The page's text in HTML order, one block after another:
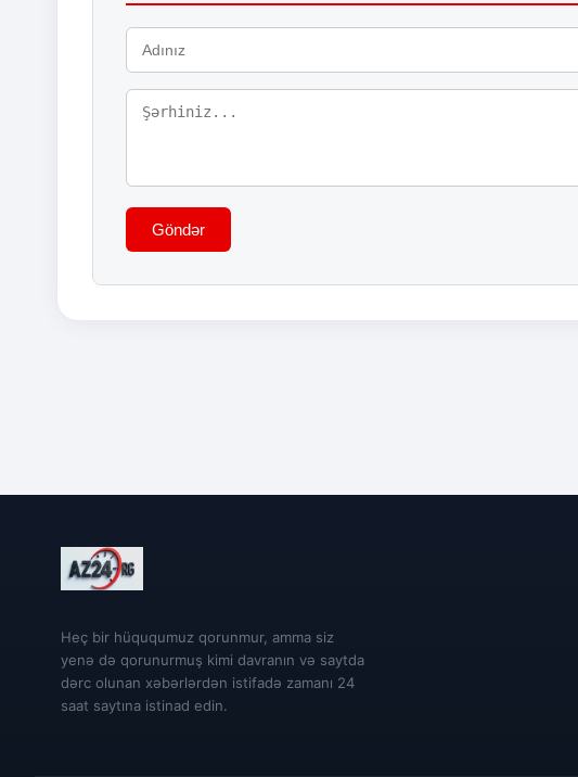
Göndər
Heç bir hüququmuz qorunmur, amma siz
yenə də qorunurmuş kimi davranın və saytda
dərc olunan xəbərlərdən istifadə zamanı 24
saat saytına istinad edin.